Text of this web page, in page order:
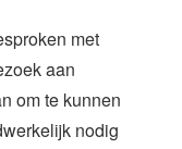
met
aan
om te kunnen
nodig